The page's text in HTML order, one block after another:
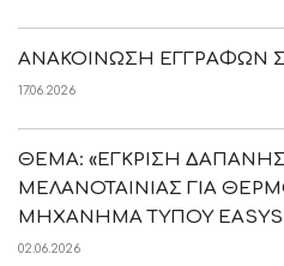
ΑΝΑΚΟΙΝΩΣΗ ΕΓΓΡΑΦΩΝ
17.06.2026
ΘΕΜΑ: «ΕΓΚΡΙΣΗ
ΜΕΛΑΝΟΤΑΙΝΙΑΣ ΓΙΑ
ΜΗΧΑΝΗΜΑ ΤΥΠΟΥ
02.06.2026